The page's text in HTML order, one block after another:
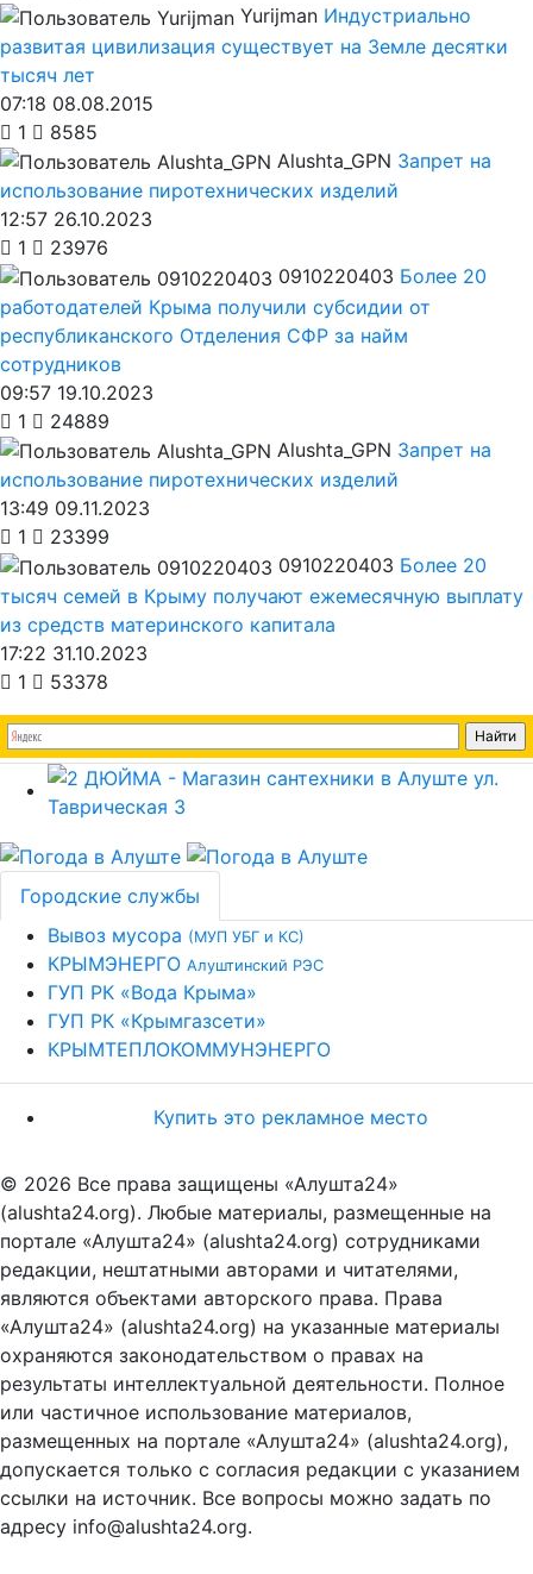
Yurijman Индустриально
развитая цивилизация существует на Земле десятки
тысяч лет
07:18 08.08.2015
1
8585
Alushta_GPN Запрет на
использование пиротехнических изделий
12:57 26.10.2023
1
23976
0910220403 Более 20
работодателей Крыма получили субсидии от
республиканского Отделения СФР за найм
сотрудников
09:57 19.10.2023
1
24889
Alushta_GPN Запрет на
использование пиротехнических изделий
13:49 09.11.2023
1
23399
0910220403 Более 20
тысяч семей в Крыму получают ежемесячную выплату
из средств материнского капитала
17:22 31.10.2023
1
53378
Городские службы
Вывоз мусора (МУП УБГ и КС)
КРЫМЭНЕРГО Алуштинский РЭС
ГУП РК «Вода Крыма»
ГУП РК «Крымгазсети»
КРЫМТЕПЛОКОММУНЭНЕРГО
Купить это рекламное место
© 2026 Все права защищены «Алушта24»
(alushta24.org). Любые материалы, размещенные на
портале «Алушта24» (alushta24.org) сотрудниками
редакции, нештатными авторами и читателями,
являются объектами авторского права. Права
«Алушта24» (alushta24.org) на указанные материалы
охраняются законодательством о правах на
результаты интеллектуальной деятельности. Полное
или частичное использование материалов,
размещенных на портале «Алушта24» (alushta24.org),
допускается только с согласия редакции с указанием
ссылки на источник. Все вопросы можно задать по
адресу info@alushta24.org.